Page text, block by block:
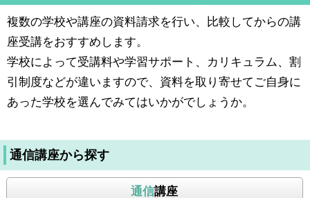
複数の学校や講座の資料請求を行い、比較してからの講
座受講をおすすめします。
学校によって受講料や学習サポート、カリキュラム、割
引制度などが違いますので、資料を取り寄せてご自身に
あった学校を選んでみてはいかがでしょうか。
通信講座から探す
通信講座